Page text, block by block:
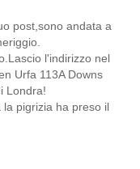
post,sono andata a
l'indirizzo nel
Urfa 113A Downs
Londra!
pigrizia ha preso il